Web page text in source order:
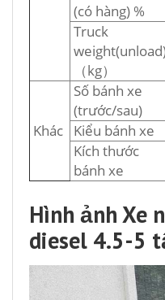
(có hàng) %
Truck
（kg）
Khác
Số bánh xe
(trước/sau)
Kiểu bánh xe
Kích thước
bánh xe
Hình ảnh Xe
diesel 4.5-5